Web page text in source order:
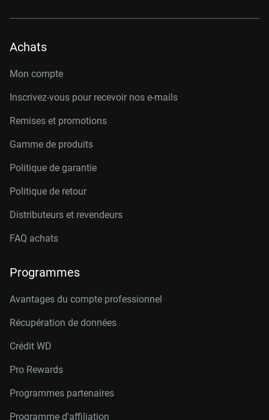
Achats
Mon compte
Inscrivez-vous pour recevoir nos e-mails
Remises et promotions
Gamme de produits
Politique de garantie
Politique de retour
Distributeurs et revendeurs
FAQ achats
Programmes
Avantages du compte professionnel
Récupération de données
Crédit WD
Pro Rewards
Programmes partenaires
Programme d'affiliation